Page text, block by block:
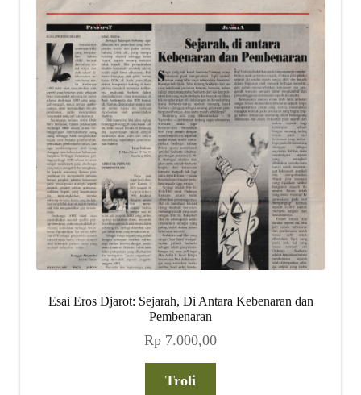
Esai Eros Djarot: Sejarah, Di Antara Kebenaran dan
Pembenaran
Rp 7.000,00
Troli